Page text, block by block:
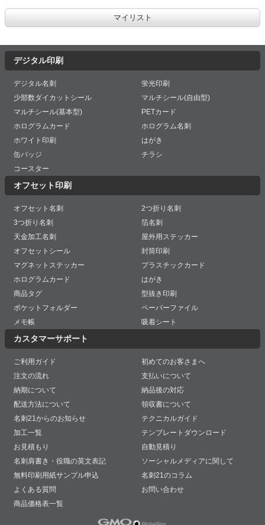
デジタル印刷
デジタル名刺
蛍光印刷
少部数ダイカットシール
マルチシール(自由型)
マルチシール(基本型)
PETカード
ホログラムカード
ホログラム名刺
ホワイト印刷
はがき
缶バッジ
チラシ
コースター
オフセット印刷
オフセット名刺
2つ折り名刺
3つ折り名刺
箔名刺
天金加工名刺
屋外用ステッカー
オフセットシール
封筒印刷
マグネットステッカー
プラスチックカード
ホログラムカード
はがき
商品タグ
型抜き印刷
ポケットフォルダー
ペーパーファイル
メモ帳
吸着シート
カスタマーサポート
ご利用ガイド
初めてのお客さまへ
注文の流れ
支払いについて
納期について
納品後の対応
配送方法について
領収書について
名刺21からのお知らせ
テクニカルガイド
加工一覧
テンプレートダウンロード
お見積もり
自動見積り
名刺肩書き・役職の英文表記
ソーシャルメディアに関して
無料印刷用紙サンプル申込
名刺21のコラム
よくある質問
お問い合わせ
商品価格表一覧